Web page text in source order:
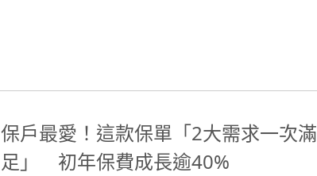
保戶最愛！這款保單「2大需求一次滿
足」 初年保費成長逾40%